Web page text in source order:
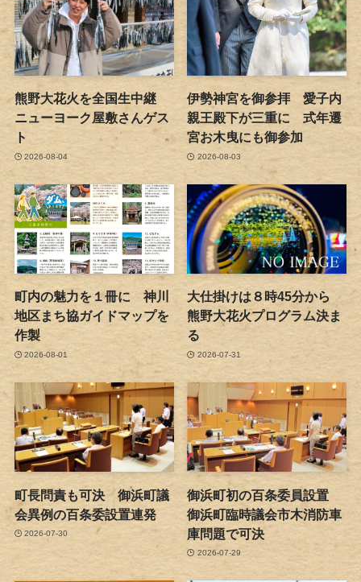
熊野大花火を全国生中継
ニューヨーク屋敷さんゲス
ト
2026-08-04
伊勢神宮を御参拝 愛子内
親王殿下が三重に 式年遷
宮お木曳にも御参加
2026-08-03
町内の魅力を１冊に 神川
地区まち協ガイドマップを
作製
2026-08-01
大仕掛けは８時45分から
熊野大花火プログラム決ま
る
2026-07-31
町長問責も可決 御浜町議
会異例の百条委設置連発
2026-07-30
御浜町初の百条委員設置
御浜町臨時議会市木消防車
庫問題で可決
2026-07-29